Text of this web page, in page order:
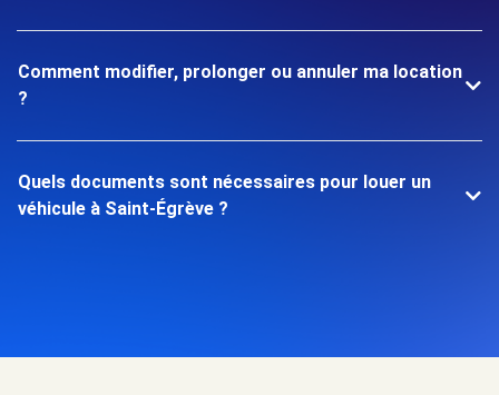
Comment modifier, prolonger ou annuler ma location
?
Quels documents sont nécessaires pour louer un
véhicule à Saint-Égrève ?